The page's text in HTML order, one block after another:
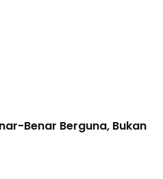
Benar Berguna, Bukan